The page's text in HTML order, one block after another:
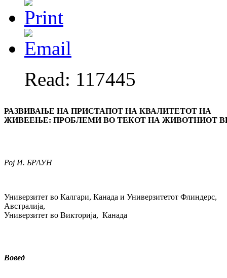
Read: 117445
РАЗВИВАЊЕ НА ПРИСТАПОТ НА КВАЛИТЕТОТ НА
ЖИВЕЕЊЕ: ПРОБЛЕМИ ВО ТЕКОТ НА ЖИВОТНИОТ
Рој И. БРАУН
Универзитет во Калгари, Канада и Универзитетот Флиндерс,
Австралија,
Универзитет во Викторија, Канада
Вовед